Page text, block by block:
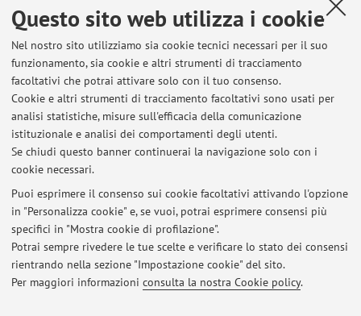
Questo sito web utilizza i cookie
Nel nostro sito utilizziamo sia cookie tecnici necessari per il suo
funzionamento, sia cookie e altri strumenti di tracciamento
facoltativi che potrai attivare solo con il tuo consenso.
Cookie e altri strumenti di tracciamento facoltativi sono usati per
analisi statistiche, misure sull'efficacia della comunicazione
istituzionale e analisi dei comportamenti degli utenti.
Se chiudi questo banner continuerai la navigazione solo con i
cookie necessari.
Puoi esprimere il consenso sui cookie facoltativi attivando l'opzione
in "Personalizza cookie" e, se vuoi, potrai esprimere consensi più
specifici in "Mostra cookie di profilazione".
Potrai sempre rivedere le tue scelte e verificare lo stato dei consensi
rientrando nella sezione "Impostazione cookie" del sito.
Per maggiori informazioni consulta la nostra Cookie policy.
Responsabile del progetto di ricerca commissionata "Studio
e validazione sperimentale di algoritmi di deep learning e
computer vision per l’analisi automatica di video acquisiti
da dashcam e dati di telematica allo scopo di effettuare
misurazioni sulla dinamica di un incidente stradale e di
rappresentarla in un diagramma semplificato e
georeferenziato."
Ultimi avvisi
Al momento non sono presenti avvisi.